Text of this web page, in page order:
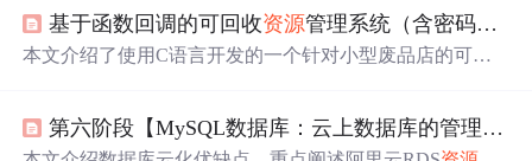
交。需确保内容真实准确，合规申请，还欢迎社区贡献反
馈。
基于函数回调的可回收资源管理系统（含密码修改
本文介绍了使用C语言开发的一个针对小型废品店的可回
数指针实现命令回调和链表操作。
第六阶段【MySQL数据库：云上数据库的管理和运维】01：通过API